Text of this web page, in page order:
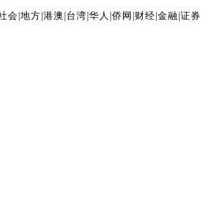
会 地方 港澳 台湾 华人 侨网 财经 金融 证券